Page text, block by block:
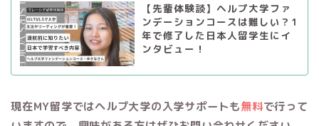
【先輩体験談】ヘルプ大学ファ
ンデーションコースは難しい？1
年で修了した日本人留学生にイ
ンタビュー！
現在MY留学ではヘルプ大学の入学サポートも無料で行って